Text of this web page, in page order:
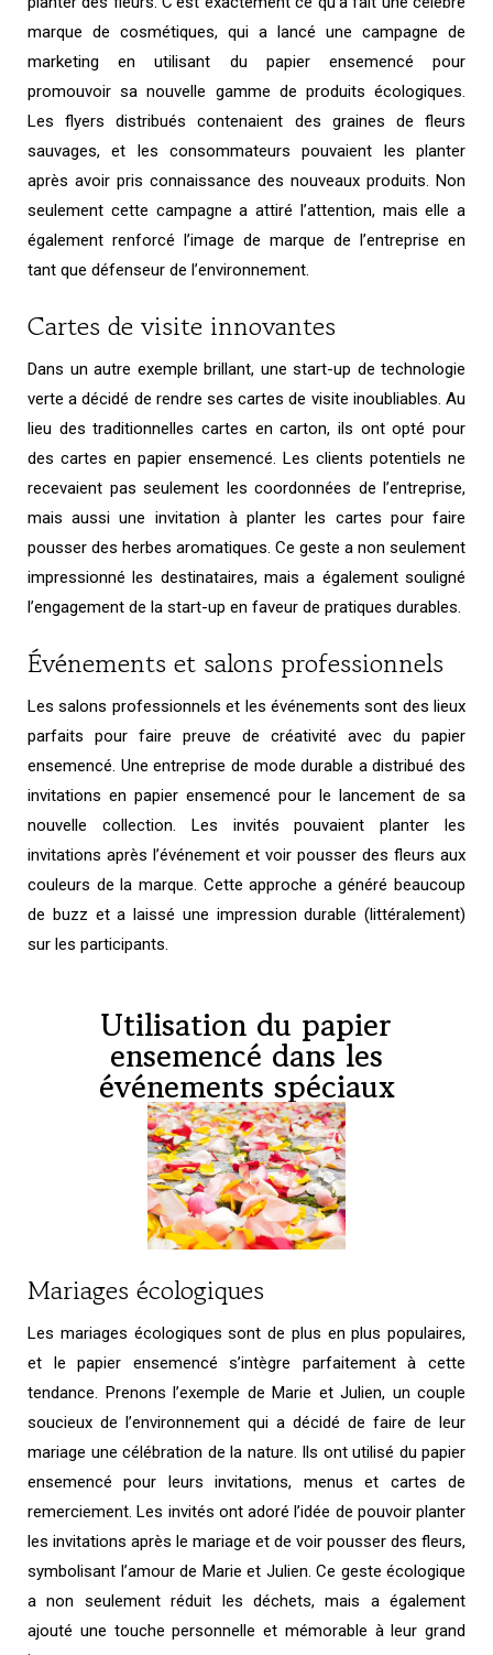
marque de cosmétiques, qui a lancé une campagne de
marketing en utilisant du papier ensemencé pour
promouvoir sa nouvelle gamme de produits écologiques.
Les flyers distribués contenaient des graines de fleurs
sauvages, et les consommateurs pouvaient les planter
après avoir pris connaissance des nouveaux produits. Non
seulement cette campagne a attiré l’attention, mais elle a
également renforcé l’image de marque de l’entreprise en
tant que défenseur de l’environnement.
Cartes de visite innovantes
Dans un autre exemple brillant, une start-up de technologie
verte a décidé de rendre ses cartes de visite inoubliables. Au
lieu des traditionnelles cartes en carton, ils ont opté pour
des cartes en papier ensemencé. Les clients potentiels ne
recevaient pas seulement les coordonnées de l’entreprise,
mais aussi une invitation à planter les cartes pour faire
pousser des herbes aromatiques. Ce geste a non seulement
impressionné les destinataires, mais a également souligné
l’engagement de la start-up en faveur de pratiques durables.
Événements et salons professionnels
Les salons professionnels et les événements sont des lieux
parfaits pour faire preuve de créativité avec du papier
ensemencé. Une entreprise de mode durable a distribué des
invitations en papier ensemencé pour le lancement de sa
nouvelle collection. Les invités pouvaient planter les
invitations après l’événement et voir pousser des fleurs aux
couleurs de la marque. Cette approche a généré beaucoup
de buzz et a laissé une impression durable (littéralement)
sur les participants.
Utilisation du papier
ensemencé dans les
événements spéciaux
Mariages écologiques
Les mariages écologiques sont de plus en plus populaires,
et le papier ensemencé s’intègre parfaitement à cette
tendance. Prenons l’exemple de Marie et Julien, un couple
soucieux de l’environnement qui a décidé de faire de leur
mariage une célébration de la nature. Ils ont utilisé du papier
ensemencé pour leurs invitations, menus et cartes de
remerciement. Les invités ont adoré l’idée de pouvoir planter
les invitations après le mariage et de voir pousser des fleurs,
symbolisant l’amour de Marie et Julien. Ce geste écologique
a non seulement réduit les déchets, mais a également
ajouté une touche personnelle et mémorable à leur grand